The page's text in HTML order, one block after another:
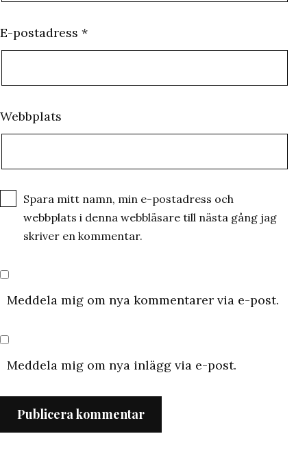
E-postadress *
Webbplats
Spara mitt namn, min e-postadress och
webbplats i denna webbläsare till nästa gång jag
skriver en kommentar.
Meddela mig om nya kommentarer via e-post.
Meddela mig om nya inlägg via e-post.